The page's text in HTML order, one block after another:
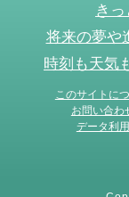
き
将来の夢や
時刻も天気
このサイトに
お問い合わ
データ利用